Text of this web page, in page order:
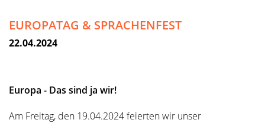
EUROPATAG & SPRACHENFEST
22.04.2024
Europa - Das sind ja wir!
Am Freitag, den 19.04.2024 feierten wir unser